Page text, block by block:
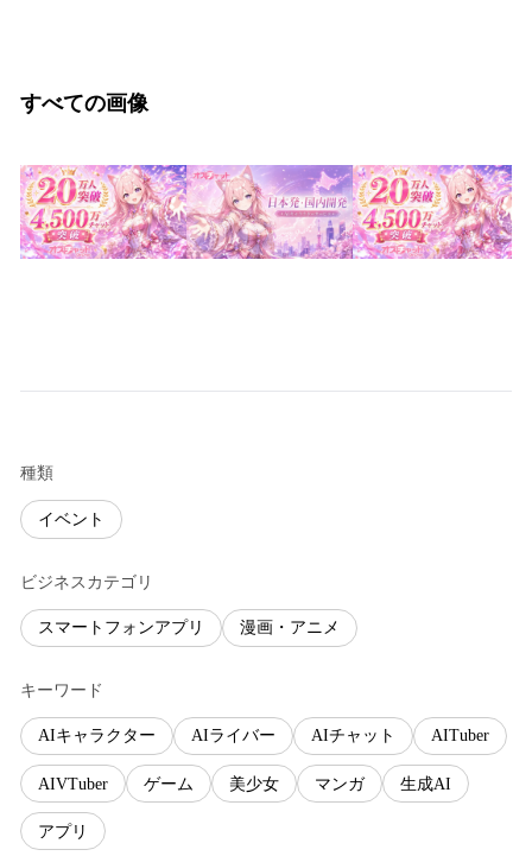
すべての画像
種類
イベント
ビジネスカテゴリ
スマートフォンアプリ 漫画・アニメ
キーワード
AIキャラクター AIライバー AIチャット AITuber
AIVTuber ゲーム 美少女 マンガ 生成AI
アプリ